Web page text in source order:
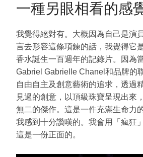
一種另眼相看的感
我覺得絕對有。大概因為自己是演
言去形容這條項鍊的話，我覺得它
香水誕生一百週年的記錄片。因為
Gabriel Gabrielle Chanel和品牌的
自由自主及創意藝術的追求，透過
見過的創意，以頂級珠寶呈現出來
無二的傑作。這是一件充滿生命力
我感到十分讚嘆的。我會用「瘋狂
這是一份正面的。